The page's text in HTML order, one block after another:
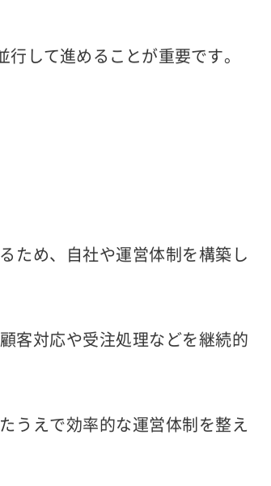
して進めることが重要です。
ため、自社や運営体制を構築し
客対応や受注処理などを継続的